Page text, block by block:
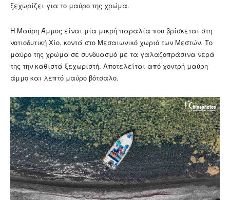
ξεχωρίζει για το μαύρο της χρώμα.
Η Μαύρη Άμμος είναι μία μικρή παραλία που βρίσκεται στη
νοτιοδυτική Χίο, κοντά στο Μεσαιωνικό χωριό των Μεστών. Το
μαύρο της χρώμα σε συνδυασμό με τα γαλαζοπράσινα νερά
της την καθιστά ξεχωριστή. Αποτελείται από χοντρή μαύρη
άμμο και λεπτό μαύρο βότσαλο.